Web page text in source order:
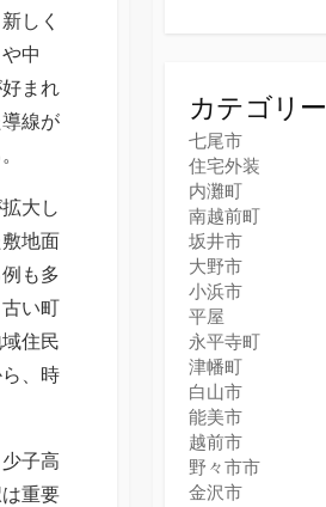
しく
中
まれ
線が
大し
地面
も多
い町
住民
、時
子高
重要
カテゴリー
七尾市
住宅外装
内灘町
南越前町
坂井市
大野市
小浜市
平屋
永平寺町
津幡町
白山市
能美市
越前市
野々市市
金沢市